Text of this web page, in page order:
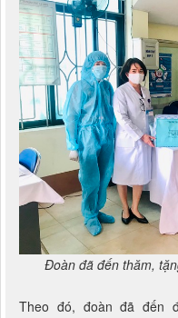
Đoàn đã đến thăm,
Theo đó, đoàn đã đến